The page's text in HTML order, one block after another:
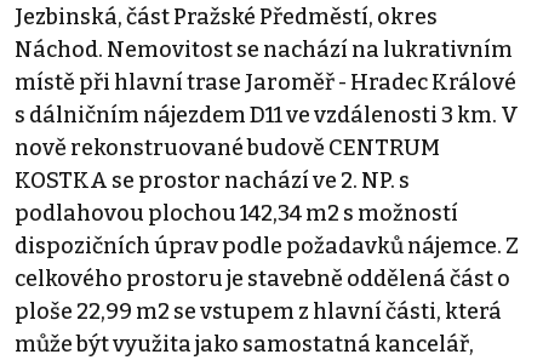
Jezbinská, část Pražské Předměstí, okres
Náchod. Nemovitost se nachází na lukrativním
místě při hlavní trase Jaroměř - Hradec Králové
s dálničním nájezdem D11 ve vzdálenosti 3 km. V
nově rekonstruované budově CENTRUM
KOSTKA se prostor nachází ve 2. NP. s
podlahovou plochou 142,34 m2 s možností
dispozičních úprav podle požadavků nájemce. Z
celkového prostoru je stavebně oddělená část o
ploše 22,99 m2 se vstupem z hlavní části, která
může být využita jako samostatná kancelář,